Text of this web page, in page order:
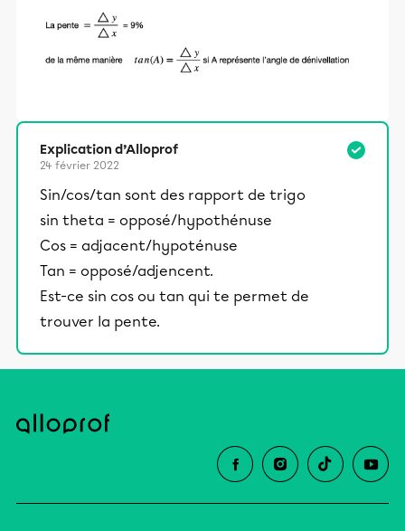
Explication d’Alloprof
24 février 2022
Sin/cos/tan sont des rapport de trigo
sin theta = opposé/hypothénuse
Cos = adjacent/hypoténuse
Tan = opposé/adjencent.
Est-ce sin cos ou tan qui te permet de
trouver la pente.